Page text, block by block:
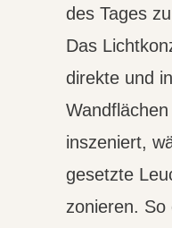
des Tages
Das
direkte und
inszeniert,
gesetzte
zonieren. So